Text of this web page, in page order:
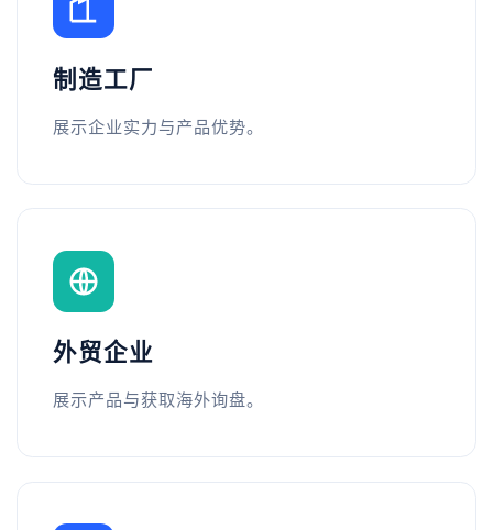
制造工厂
展示企业实力与产品优势。
外贸企业
展示产品与获取海外询盘。